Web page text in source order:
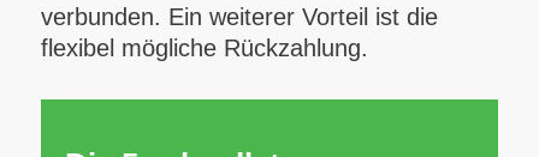
verbunden. Ein weiterer Vorteil ist die
flexibel mögliche Rückzahlung.